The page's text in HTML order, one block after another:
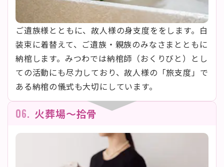
ご遺族様とともに、故人様の身支度ををします。白
装束に着替えて、ご遺族・親族のみなさまとともに
納棺します。みつわでは納棺師（おくりびと）とし
ての活動にも尽力しており、故人様の「旅支度」で
ある納棺の儀式も大切にしています。
06. 火葬場〜拾骨